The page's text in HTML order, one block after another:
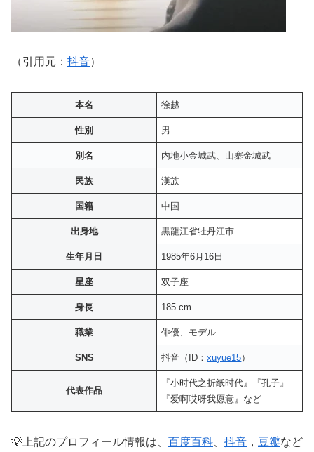
（引用元： 抖音）
本名 徐越
性別 男
別名 内地小金城武、山寨金城武
民族 漢族
国籍 中国
出身地 黒龍江省牡丹江市
生年月日 1985年6月16日
星座 双子座
身長 185 cm
職業 俳優、モデル
SNS 抖音（ID：xuyue15）
代表作品
『小时代之折纸时代』『孔子』
『爱啊哎呀我愿意』など
💡上記のプロフィール情報は、 百度百科 抖音 ， 豆瓣など